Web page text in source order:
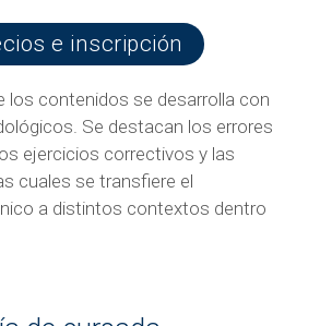
e inscripción
los contenidos se desarrolla con
Se destacan los errores
ejercicios correctivos y las
cuales se transfiere el
a distintos contextos dentro